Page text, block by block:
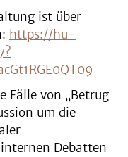
ist über
https://hu-
Fälle von „Betrug
um die
Debatten